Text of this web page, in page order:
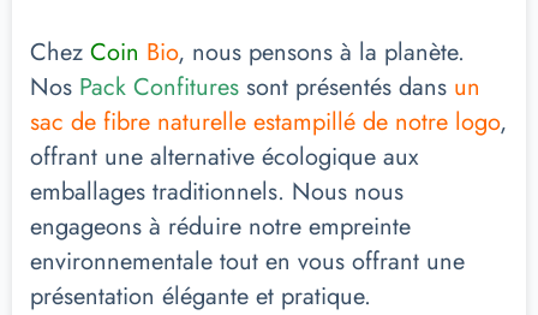
Chez Coin Bio, nous pensons à la planète.
Nos Pack Confitures sont présentés dans un
sac de fibre naturelle estampillé de notre logo,
offrant une alternative écologique aux
emballages traditionnels. Nous nous
engageons à réduire notre empreinte
environnementale tout en vous offrant une
présentation élégante et pratique.